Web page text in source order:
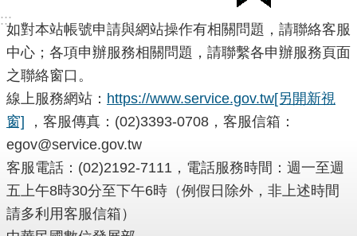
:::
如對本站帳號申請與網站操作有相關問題，請聯絡客服
中心；各項申辦服務相關問題，請聯繫各申辦服務頁面
之聯絡窗口。
線上服務網站： https://www.service.gov.tw[另開新視
窗] ，客服傳真：(02)3393-0708，客服信箱：
egov@service.gov.tw
客服電話：(02)2192-7111，電話服務時間：週一至週
五上午8時30分至下午6時（例假日除外，非上述時間
請多利用客服信箱）